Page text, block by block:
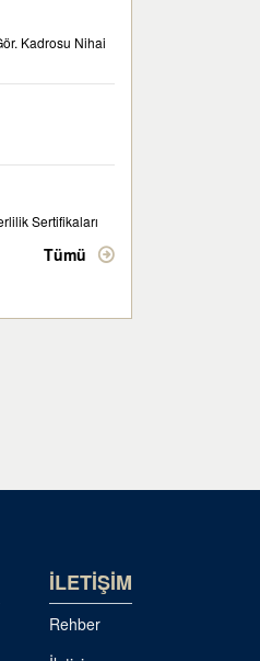
Kadrosu Nihai
Sertifikaları
Tümü
İLETİŞİM
Rehber